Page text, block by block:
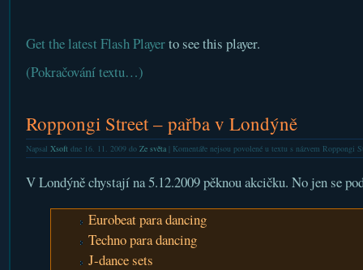
Get the latest Flash Playerto see this player.
(Pokračování textu…)
Roppongi Street – pařba v Londýně
Napsal Xsoftdne 16. 11. 2009 do Ze světa| Komentáře nejsou povolenéu textu s názvem Roppongi
V Londýně chystají na 5.12.2009 pěknou akcičku. No jen se
Eurobeat para dancing
Techno para dancing
J-dance sets